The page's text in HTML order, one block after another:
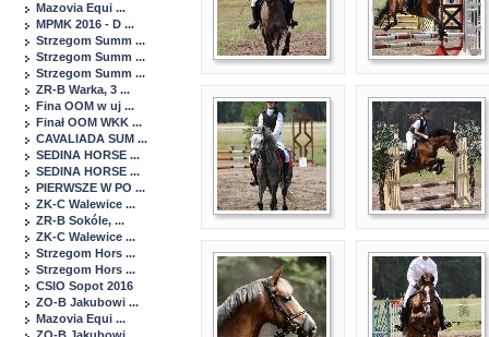
Mazovia Equi ...
MPMK 2016 - D ...
Strzegom Summ ...
Strzegom Summ ...
Strzegom Summ ...
ZR-B Warka, 3 ...
Fina OOM w uj ...
Finał OOM WKK ...
CAVALIADA SUM ...
SEDINA HORSE ...
SEDINA HORSE ...
PIERWSZE W PO ...
ZK-C Walewice ...
ZR-B Sokóle, ...
ZK-C Walewice ...
Strzegom Hors ...
Strzegom Hors ...
CSIO Sopot 2016
ZO-B Jakubowi ...
Mazovia Equi ...